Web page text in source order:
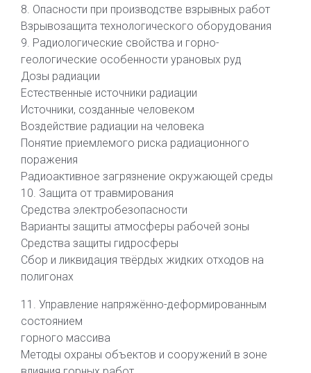
8. Опасности при производстве взрывных работ
Взрывозащита технологического оборудования
9. Радиологические свойства и горно-
геологические особенности урановых руд
Дозы радиации
Естественные источники радиации
Источники, созданные человеком
Воздействие радиации на человека
Понятие приемлемого риска радиационного
поражения
Радиоактивное загрязнение окружающей среды
10. Защита от травмирования
Средства электробезопасности
Варианты защиты атмосферы рабочей зоны
Средства защиты гидросферы
Сбор и ликвидация твёрдых жидких отходов на
полигонах
11. Управление напряжённо-деформированным
состоянием
горного массива
Методы охраны объектов и сооружений в зоне